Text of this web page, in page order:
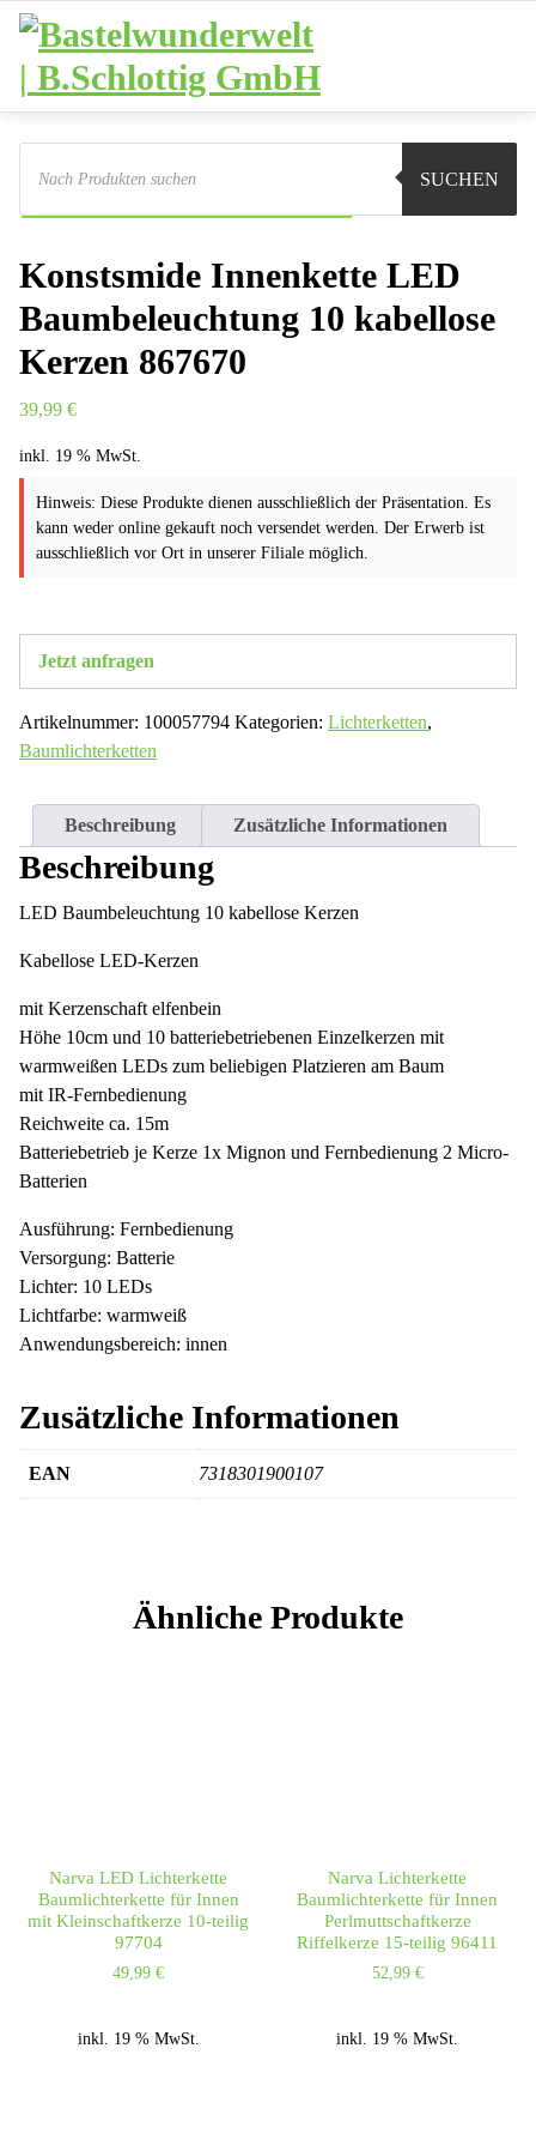
Zum
Inhalt
springen
Products
search
SUCHEN
Sie sind hier:
Lichterketten
Konstsmide Innenkette LED
Baumbeleuchtung 10 kabellose
Kerzen 867670
39,99 €
inkl. 19 % MwSt.
Hinweis: Diese Produkte dienen ausschließlich der Präsentation. Es
kann weder online gekauft noch versendet werden. Der Erwerb ist
ausschließlich vor Ort in unserer Filiale möglich.
Jetzt anfragen
Artikelnummer: 100057794 Kategorien: Lichterketten,
Baumlichterketten
Beschreibung Zusätzliche Informationen
Beschreibung
LED Baumbeleuchtung 10 kabellose Kerzen
Kabellose LED-Kerzen
mit Kerzenschaft elfenbein
Höhe 10cm und 10 batteriebetriebenen Einzelkerzen mit
warmweißen LEDs zum beliebigen Platzieren am Baum
mit IR-Fernbedienung
Reichweite ca. 15m
Batteriebetrieb je Kerze 1x Mignon und Fernbedienung 2 Micro-
Batterien
Ausführung: Fernbedienung
Versorgung: Batterie
Lichter: 10 LEDs
Lichtfarbe: warmweiß
Anwendungsbereich: innen
Zusätzliche Informationen
EAN 7318301900107
Ähnliche Produkte
Narva LED Lichterkette
Baumlichterkette für Innen
mit Kleinschaftkerze 10-teilig
97704
49,99€
inkl. 19 % MwSt.
Narva Lichterkette
Baumlichterkette für Innen
Perlmuttschaftkerze
Riffelkerze 15-teilig 96411
52,99 €
inkl. 19 % MwSt.